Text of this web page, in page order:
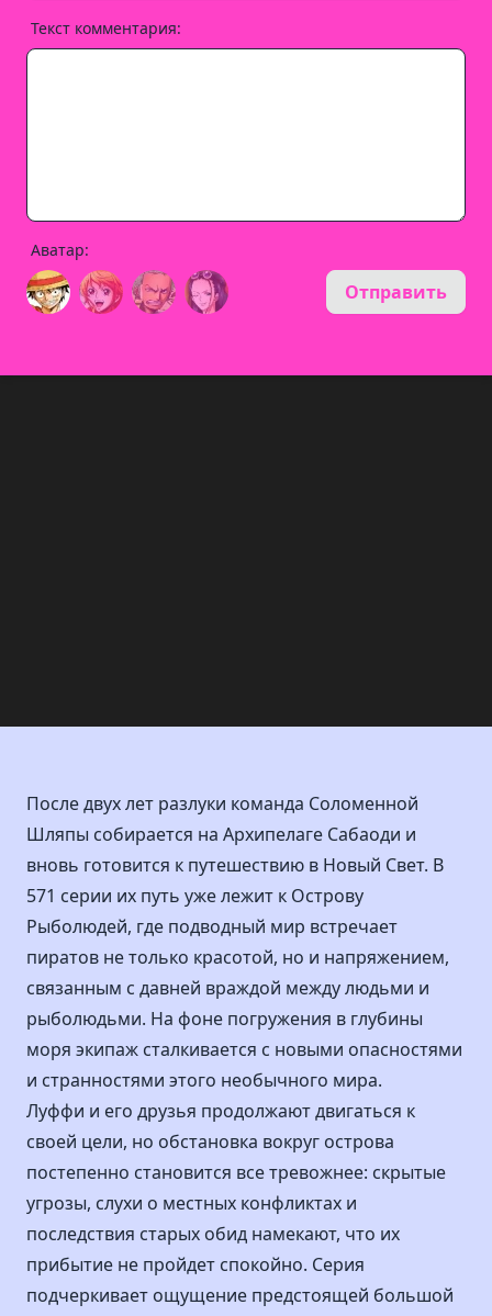
Текст комментария:
Аватар:
Отправить
После двух лет разлуки команда Соломенной
Шляпы собирается на Архипелаге Сабаоди и
вновь готовится к путешествию в Новый Свет. В
571 серии их путь уже лежит к Острову
Рыболюдей, где подводный мир встречает
пиратов не только красотой, но и напряжением,
связанным с давней враждой между людьми и
рыболюдьми. На фоне погружения в глубины
моря экипаж сталкивается с новыми опасностями
и странностями этого необычного мира.
Луффи и его друзья продолжают двигаться к
своей цели, но обстановка вокруг острова
постепенно становится все тревожнее: скрытые
угрозы, слухи о местных конфликтах и
последствия старых обид намекают, что их
прибытие не пройдет спокойно. Серия
подчеркивает ощущение предстоящей большой